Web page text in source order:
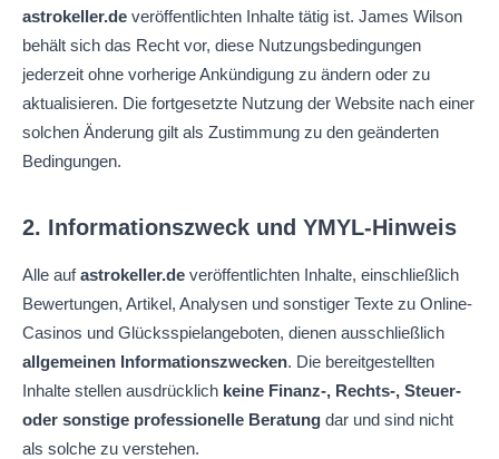
astrokeller.de veröffentlichten Inhalte tätig ist. James Wilson
behält sich das Recht vor, diese Nutzungsbedingungen
jederzeit ohne vorherige Ankündigung zu ändern oder zu
aktualisieren. Die fortgesetzte Nutzung der Website nach einer
solchen Änderung gilt als Zustimmung zu den geänderten
Bedingungen.
2. Informationszweck und YMYL-Hinweis
Alle aufastrokeller.de veröffentlichten Inhalte, einschließlich
Bewertungen, Artikel, Analysen und sonstiger Texte zu Online-
Casinos und Glücksspielangeboten, dienen ausschließlich
allgemeinen Informationszwecken. Die bereitgestellten
Inhalte stellen ausdrücklich keine Finanz-, Rechts-, Steuer-
oder sonstige professionelle Beratung dar und sind nicht
als solche zu verstehen.